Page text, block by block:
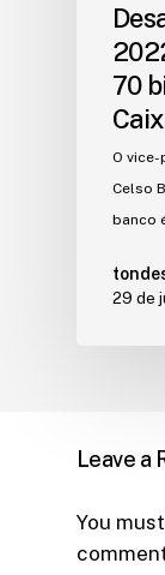
70
O
Celso
banco
29 de
Leave a
You